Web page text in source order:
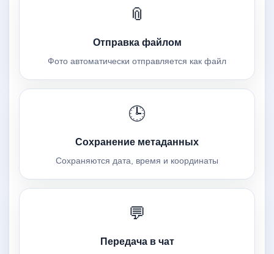
📎
Отправка файлом
Фото автоматически отправляется как файл
🕒
Сохранение метаданных
Сохраняются дата, время и координаты
💬
Передача в чат